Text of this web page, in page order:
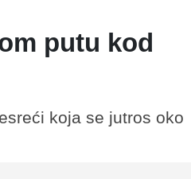
putu kod
koja se jutros oko